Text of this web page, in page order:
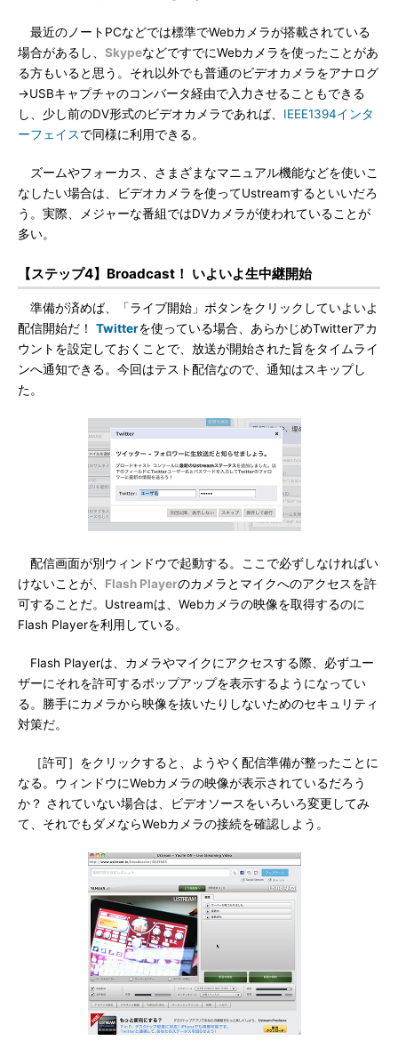
最近のノートPCなどでは標準でWebカメラが搭載されている
場合があるし、 SkypeなどですでにWebカメラを使ったことがあ
る方もいると思う。それ以外でも普通のビデオカメラをアナログ
→USBキャプチャのコンバータ経由で入力させることもできる
し、少し前のDV形式のビデオカメラであれば、 IEEE1394インタ
ーフェイスで同様に利用できる。
ズームやフォーカス、さまざまなマニュアル機能などを使いこ
なしたい場合は、ビデオカメラを使ってUstreamするといいだろ
う。実際、メジャーな番組ではDVカメラが使われていることが
多い。
【ステップ4】Broadcast！ いよいよ生中継開始
準備が済めば、「ライブ開始」ボタンをクリックしていよいよ
配信開始だ！ Twitterを使っている場合、あらかじめTwitterアカ
ウントを設定しておくことで、放送が開始された旨をタイムライ
ンへ通知できる。今回はテスト配信なので、通知はスキップし
た。
配信画面が別ウィンドウで起動する。ここで必ずしなければい
けないことが、 Flash Playerのカメラとマイクへのアクセスを許
可することだ。Ustreamは、Webカメラの映像を取得するのに
Flash Playerを利用している。
Flash Playerは、カメラやマイクにアクセスする際、必ずユー
ザーにそれを許可するポップアップを表示するようになってい
る。勝手にカメラから映像を抜いたりしないためのセキュリティ
対策だ。
［許可］をクリックすると、ようやく配信準備が整ったことに
なる。ウィンドウにWebカメラの映像が表示されているだろう
か？ されていない場合は、ビデオソースをいろいろ変更してみ
て、それでもダメならWebカメラの接続を確認しよう。